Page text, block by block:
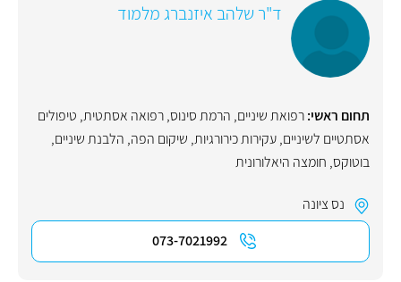
ד"ר שלהב איזנברג מלמוד
תחום ראשי:רפואת שיניים, הרמת סינוס,רפואה אסתטית, טיפולים
אסתטיים לשיניים,עקירות כירורגיות, שיקום הפה, הלבנת שיניים,
בוטוקס, חומצה היאלורונית
נס ציונה
073-7021992